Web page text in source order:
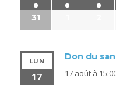
31
LUN
17
Don du
17 août à